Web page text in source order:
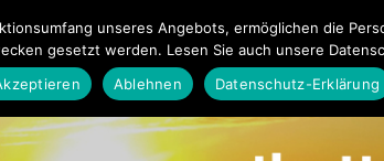
unseres Angebots, ermöglichen die
gesetzt werden. Lesen Sie auch unsere
Ablehnen Datenschutz-Erklärung